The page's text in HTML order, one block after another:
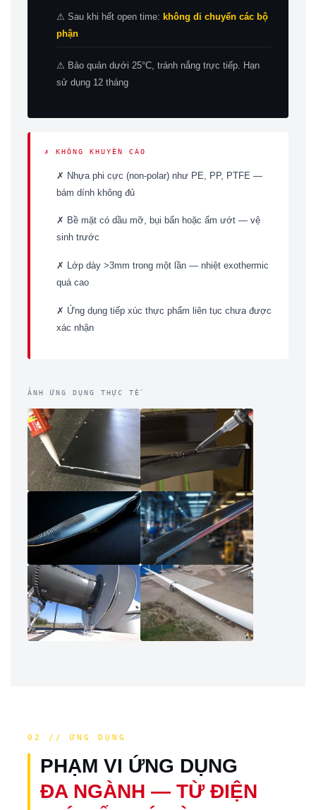
⚠ Sau khi hết open time: không di chuyển các bộ
phận
⚠ Bảo quản dưới 25°C, tránh nắng trực tiếp. Hạn
sử dụng 12 tháng
✗ KHÔNG KHUYẾN CÁO
✗ Nhựa phi cực (non-polar) như PE, PP, PTFE —
bám dính không đủ
✗ Bề mặt có dầu mỡ, bụi bẩn hoặc ẩm ướt — vệ
sinh trước
✗ Lớp dày >3mm trong một lần — nhiệt exothermic
quá cao
✗ Ứng dụng tiếp xúc thực phẩm liên tục chưa được
xác nhận
ẢNH ỨNG DỤNG THỰC TẾ
02 // ỨNG DỤNG
PHẠM VI ỨNG DỤNG
ĐA NGÀNH — TỪ ĐIỆN